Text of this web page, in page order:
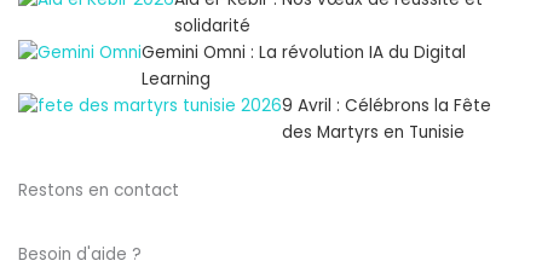
solidarité
Gemini Omni : La révolution IA du Digital
Learning
9 Avril : Célébrons la Fête
des Martyrs en Tunisie
Restons en contact
Besoin d'aide ?